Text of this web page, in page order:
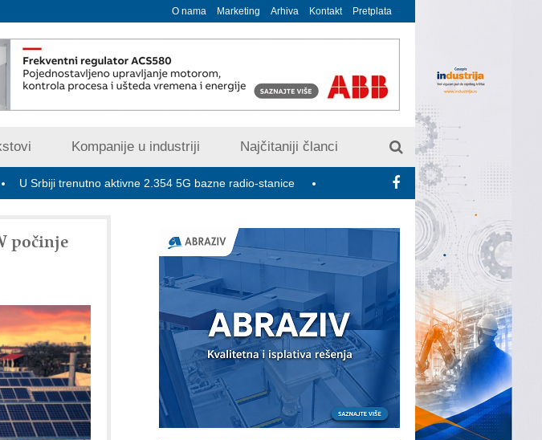
O nama Marketing Arhiva Kontakt Pretplata
Kompanije u industriji Najčitaniji članci
trenutno aktivne 2.354 5G bazne radio-stanice U susret 15. Savetovanju o elektrodistributivnim
počinje